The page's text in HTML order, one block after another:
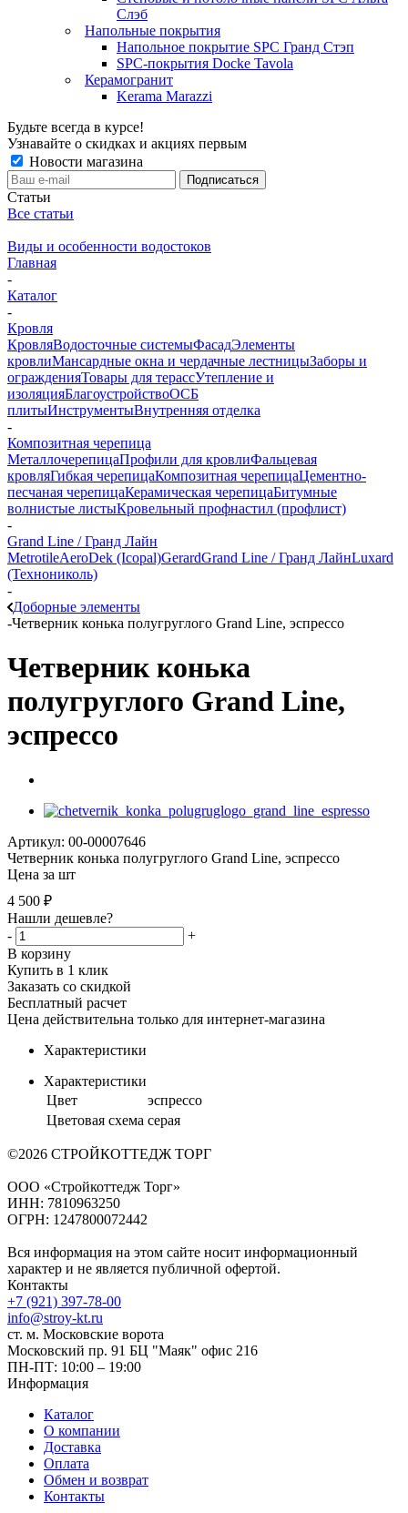
Слэб
Напольные покрытия
Напольное покрытие SPC Гранд Стэп
SPC-покрытия Docke Tavola
Керамогранит
Kerama Marazzi
Будьте всегда в курсе!
Узнавайте о скидках и акциях первым
Новости магазина
Статьи
Все статьи
Виды и особенности водостоков
Главная
-
Каталог
-
Кровля
КровляВодосточные системыФасадЭлементы
кровлиМансардные окна и чердачные лестницыЗаборы и
огражденияТовары для терассУтепление и
изоляцияБлагоустройствоОСБ
плитыИнструментыВнутренняя отделка
-
Композитная черепица
МеталлочерепицаПрофили для кровлиФальцевая
кровляГибкая черепицаКомпозитная черепицаЦементно-
песчаная черепицаКерамическая черепицаБитумные
волнистые листыКровельный профнастил (профлист)
-
Grand Line / Гранд Лайн
MetrotileAeroDek (Icopal)GerardGrand Line / Гранд ЛайнLuxard
(Технониколь)
-
Доборные элементы
-Четверник конька полугруглого Grand Line, эспрессо
Четверник конька
полугруглого Grand Line,
эспрессо
Артикул: 00-00007646
Четверник конька полугруглого Grand Line, эспрессо
Цена за шт
4 500 ₽
Нашли дешевле?
-
+
В корзину
Купить в 1 клик
Заказать со скидкой
Бесплатный расчет
Цена действительна только для интернет-магазина
Характеристики
Характеристики
Цвет
эспрессо
Цветовая схема серая
©2026 СТРОЙКОТТЕДЖ ТОРГ
ООО «Стройкоттедж Торг»
ИНН: 7810963250
ОГРН: 1247800072442
Вся информация на этом сайте носит информационный
характер и не является публичной офертой.
Контакты
+7 (921) 397-78-00
info@stroy-kt.ru
ст. м. Московские ворота
Московский пр. 91 БЦ "Маяк" офис 216
ПН-ПТ: 10:00 – 19:00
Информация
Каталог
О компании
Доставка
Оплата
Обмен и возврат
Контакты